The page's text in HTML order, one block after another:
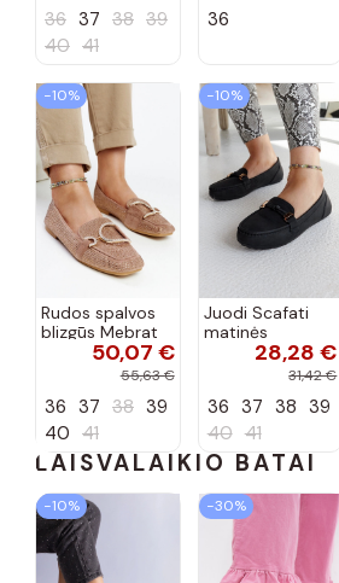
36 37 38 39
40 41
36
−10%
Rudos spalvos
blizgūs Mebrat
bateliai50,07 €
55,63 €
36 37 38 39
40 41
−10%
Juodi Scafati
matinės
apdailos bateliai
28,28 €
31,42 €
36 37 38 39
40 41
LAISVALAIKIO BATAI
−10% −30%